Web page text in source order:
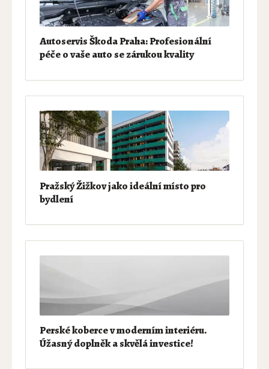
Autoservis Škoda Praha: Profesionální
péče o vaše auto se zárukou kvality
Pražský Žižkov jako ideální místo pro
bydlení
Perské koberce v moderním interiéru.
Úžasný doplněk a skvělá investice!